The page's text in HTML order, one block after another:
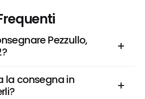
Pezzullo,
la consegna in